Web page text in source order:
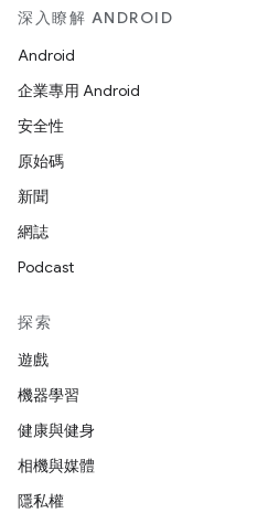
深入瞭解 ANDROID
Android
企業專用 Android
安全性
原始碼
新聞
網誌
Podcast
探索
遊戲
機器學習
健康與健身
相機與媒體
隱私權